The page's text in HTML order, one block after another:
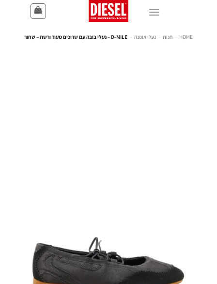
HOME
- חנות - נעלי אופנה - D-MILE – נעלי בובה עם שרוכים מעור ורשת – שחור